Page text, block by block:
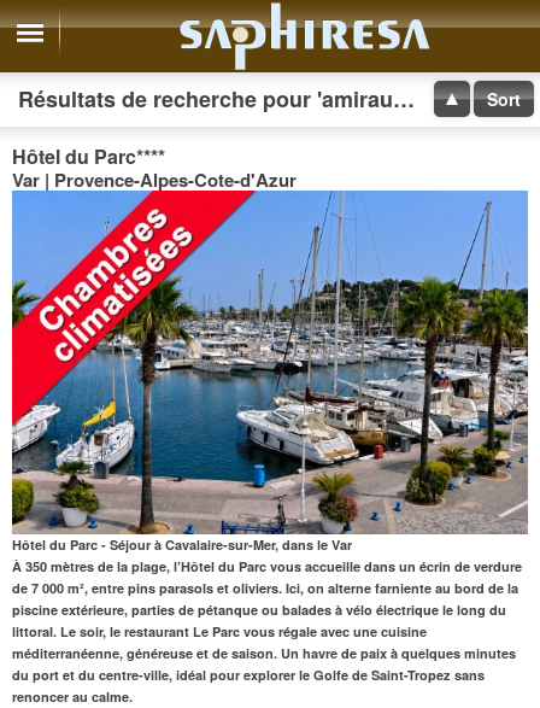
Résultats de recherche pour 'amirauté hotel' Sort
Hôtel du Parc****
Var | Provence-Alpes-Cote-d'Azur
Hôtel du Parc - Séjour à Cavalaire-sur-Mer, dans le Var
À 350 mètres de la plage, l’Hôtel du Parc vous accueille dans un écrin de verdure
de 7 000 m², entre pins parasols et oliviers. Ici, on alterne farniente au bord de la
piscine extérieure, parties de pétanque ou balades à vélo électrique le long du
littoral. Le soir, le restaurant Le Parc vous régale avec une cuisine
méditerranéenne, généreuse et de saison. Un havre de paix à quelques minutes
du port et du centre-ville, idéal pour explorer le Golfe de Saint-Tropez sans
renoncer au calme.